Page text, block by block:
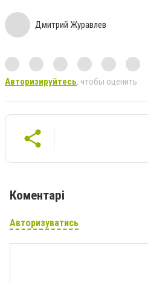
Дмитрий Журавлев
Авторизируйтесь, чтобы оценить
Коментарі
Авторизуватись